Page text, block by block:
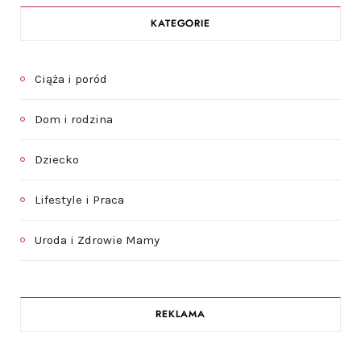
KATEGORIE
Ciąża i poród
Dom i rodzina
Dziecko
Lifestyle i Praca
Uroda i Zdrowie Mamy
REKLAMA